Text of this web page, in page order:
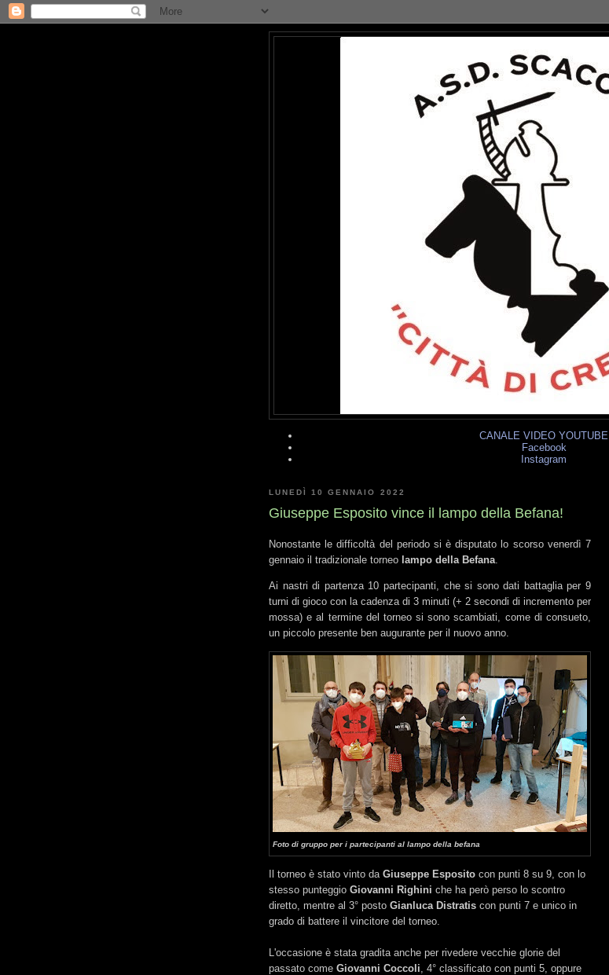
CANALE VIDEO YOUTUBE
Facebook
Instagram
LUNEDÌ 10 GENNAIO 2022
Giuseppe Esposito vince il lampo della Befana!
Nonostante le difficoltà del periodo si è disputato lo scorso venerdì 7
gennaio il tradizionale torneo lampo della Befana
Ai nastri di partenza 10 partecipanti, che si sono dati battaglia per 9
turni di gioco con la cadenza di 3 minuti (+ 2 secondi di incremento per
mossa) e al termine del torneo si sono scambiati, come di consueto,
un piccolo presente ben augurante per il nuovo anno.
Foto di gruppo per i partecipanti al lampo della befana
Il torneo è stato vinto da Giuseppe Esposito con punti 8 su 9, con lo
stesso punteggio Giovanni Righini che ha però perso lo scontro
diretto, mentre al 3° posto Gianluca Distratis con punti 7 e unico in
grado di battere il vincitore del torneo.
L'occasione è stata gradita anche per rivedere vecchie glorie del
passato come Giovanni Coccoli , 4° classificato con punti 5, oppure